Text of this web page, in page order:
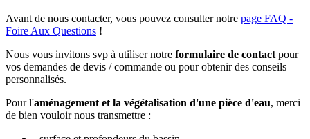
Avant de nous contacter, vous pouvez consulter notre page FAQ -
Foire Aux Questions !
Nous vous invitons svp à utiliser notre formulaire de contact pour
vos demandes de devis / commande ou pour obtenir des conseils
personnalisés.
Pour l'aménagement et la végétalisation d'une pièce d'eau, merci
de bien vouloir nous transmettre :